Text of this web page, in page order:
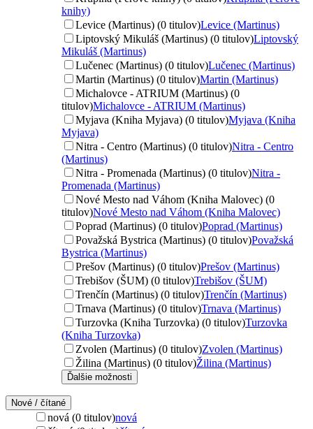
knihy)
Levice (Martinus) (0 titulov)Levice (Martinus)
Liptovský Mikuláš (Martinus) (0 titulov)Liptovský
Mikuláš (Martinus)
Lučenec (Martinus) (0 titulov)Lučenec (Martinus)
Martin (Martinus) (0 titulov)Martin (Martinus)
Michalovce - ATRIUM (Martinus) (0
titulov)Michalovce - ATRIUM (Martinus)
Myjava (Kniha Myjava) (0 titulov)Myjava (Kniha
Myjava)
Nitra - Centro (Martinus) (0 titulov)Nitra - Centro
(Martinus)
Nitra - Promenada (Martinus) (0 titulov)Nitra -
Promenada (Martinus)
Nové Mesto nad Váhom (Kniha Malovec) (0
titulov)Nové Mesto nad Váhom (Kniha Malovec)
Poprad (Martinus) (0 titulov)Poprad (Martinus)
Považská Bystrica (Martinus) (0 titulov)Považská
Bystrica (Martinus)
Prešov (Martinus) (0 titulov)Prešov (Martinus)
Trebišov (ŠUM) (0 titulov)Trebišov (ŠUM)
Trenčín (Martinus) (0 titulov)Trenčín (Martinus)
Trnava (Martinus) (0 titulov)Trnava (Martinus)
Turzovka (Kniha Turzovka) (0 titulov)Turzovka
(Kniha Turzovka)
Zvolen (Martinus) (0 titulov)Zvolen (Martinus)
Žilina (Martinus) (0 titulov)Žilina (Martinus)
Ďalšie možnosti
Nové / čítané
nová (0 titulov)nová